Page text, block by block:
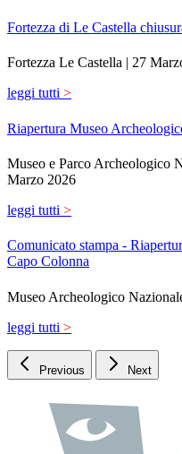
Fortezza di Le Castella
Fortezza Le Castella |
27
leggi tutti >
Riapertura Museo
Museo e Parco Archeologico
Marzo 2026
leggi tutti >
Comunicato stampa -
Capo Colonna
Museo Archeologico
leggi tutti >
Previous Next